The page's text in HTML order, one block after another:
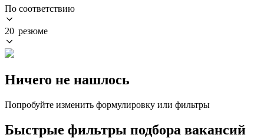
По соответствию
20 резюме
Ничего не нашлось
Попробуйте изменить формулировку или фильтры
Быстрые фильтры подбора вакансий